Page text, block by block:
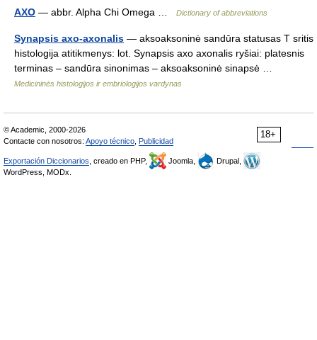
AXO — abbr. Alpha Chi Omega … Dictionary of abbreviations
Synapsis axo-axonalis — aksoaksoninė sandūra statusas T sritis
histologija atitikmenys: lot. Synapsis axo axonalis ryšiai: platesnis
terminas – sandūra sinonimas – aksoaksoninė sinapsė …
Medicininės histologijos ir embriologijos vardynas
18+
© Academic, 2000-2026
Contacte con nosotros: Apoyo técnico Publicidad
Exportación Diccionarios , creado en PHP, Joomla,
Drupal,
WordPress, MODx.